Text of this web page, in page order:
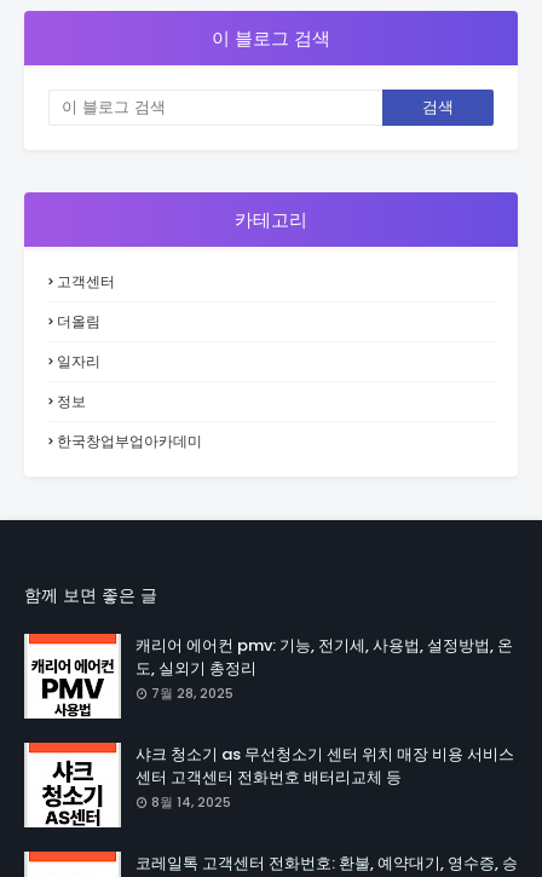
이 블로그 검색
카테고리
고객센터
더올림
일자리
정보
한국창업부업아카데미
함께 보면 좋은 글
캐리어 에어컨 pmv: 기능, 전기세, 사용법, 설정방법, 온
도, 실외기 총정리
7월 28, 2025
샤크 청소기 as 무선청소기 센터 위치 매장 비용 서비스
센터 고객센터 전화번호 배터리교체 등
8월 14, 2025
코레일톡 고객센터 전화번호: 환불, 예약대기, 영수증, 승